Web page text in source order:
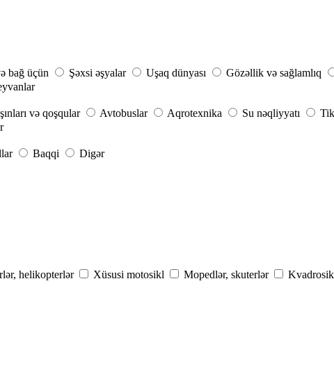
bağ üçün Şəxsi əşyalar Uşaq dünyası Gözəllik və sağlamlıq
və qoşqular Avtobuslar Aqrotexnika Su nəqliyyatı
Baqqi
Digər
helikopterlər Xüsusi motosikl Mopedlər, skuterlər